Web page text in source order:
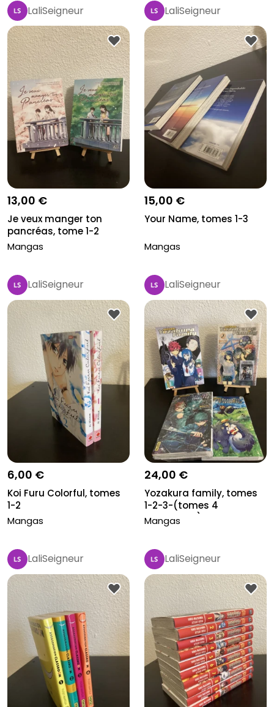
LaliSeigneur
13,00 €
Je veux manger ton
pancréas, tome 1-2
Mangas
LaliSeigneur
15,00 €
Your Name, tomes 1-3
Mangas
LaliSeigneur
6,00 €
Koi Furu Colorful, tomes
1-2
Mangas
LaliSeigneur
24,00 €
Yozakura family, tomes
1-2-3-(tomes 4
manquant)-5
Mangas
LaliSeigneur LaliSeigneur